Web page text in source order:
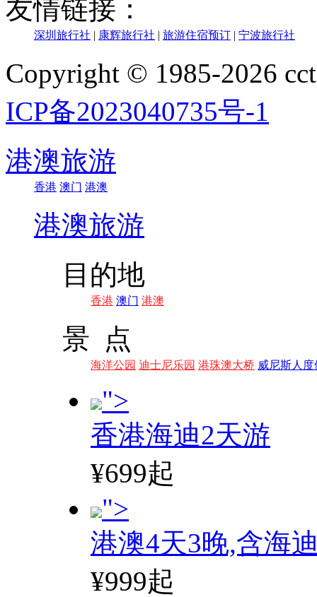
友情链接：
深圳旅行社 | 康辉旅行社 | 旅游住宿预订 | 宁波旅行社
Copyright © 1985-2026
ICP备2023040735号-1
港澳旅游
香港 澳门 港澳
港澳旅游
目的地
香港 澳门 港澳
景 点
海洋公园 迪士尼乐园 港珠澳大桥 威尼斯人度
">
香港海迪2天游
¥699起
">
港澳4天3晚,含海
¥999起